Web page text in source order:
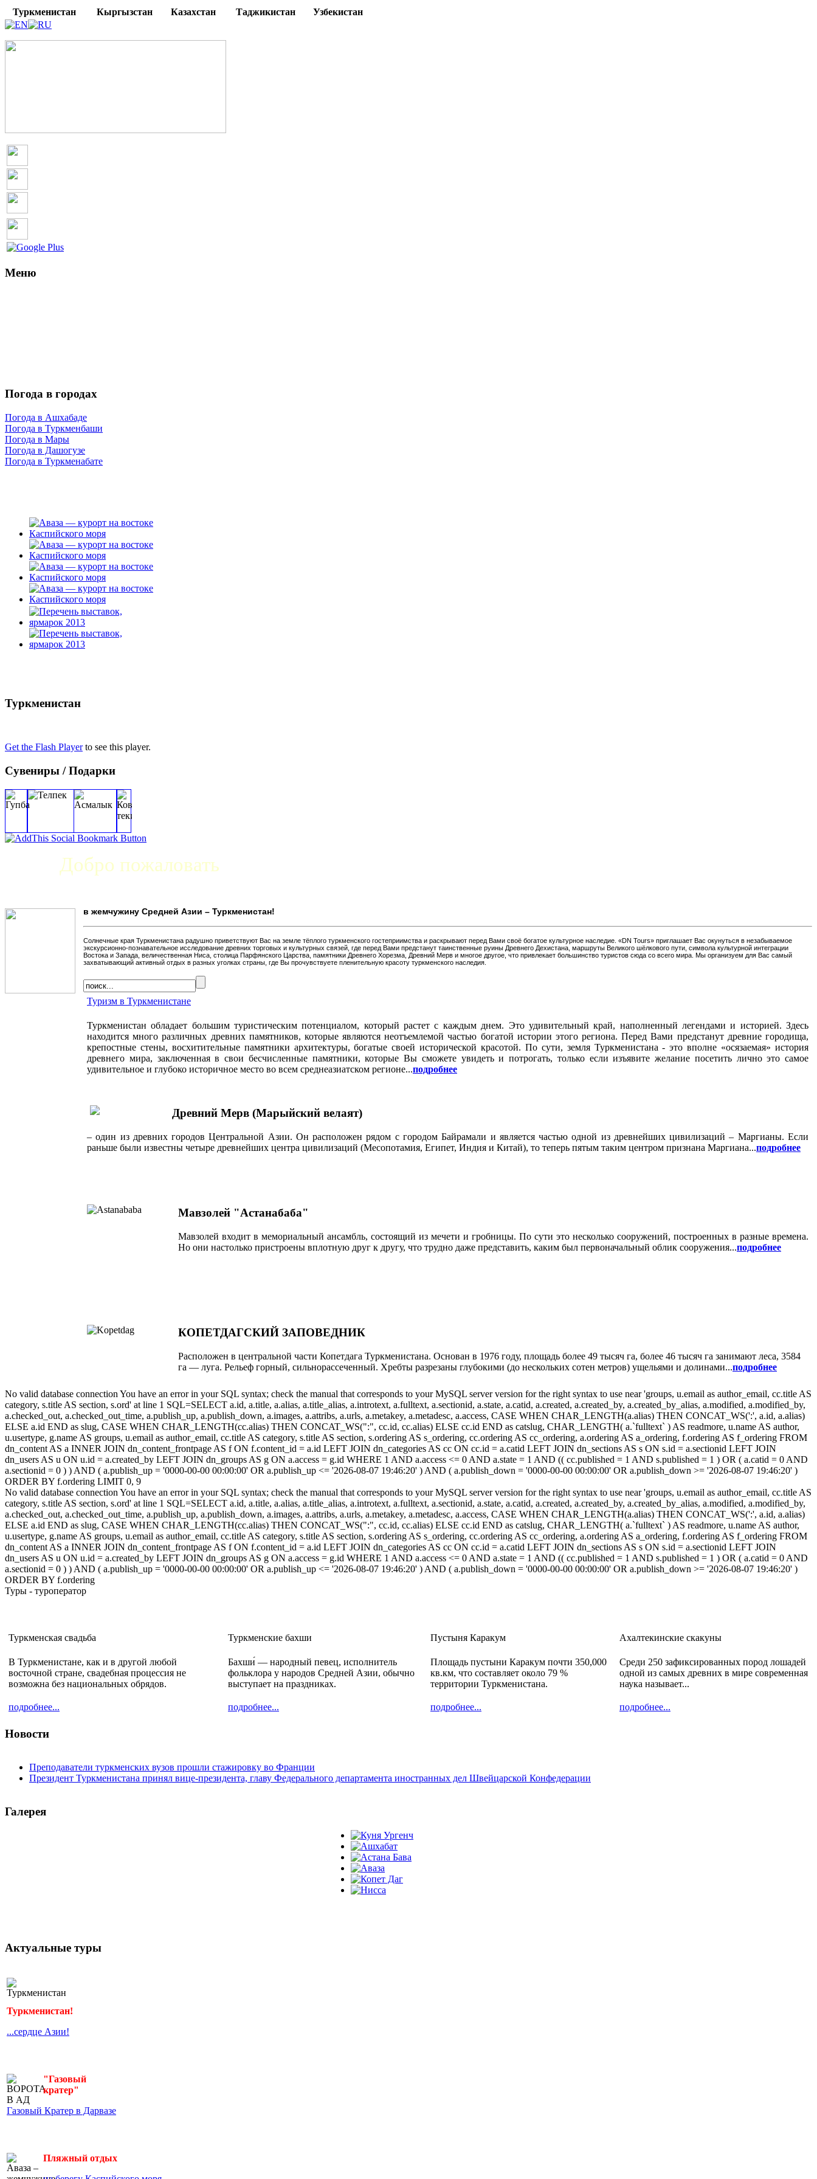
Туркменистан Кыргызстан Казахстан Таджикистан Узбекистан
Меню
Погода в городах
Погода в Ашхабаде
Погода в Туркменбаши
Погода в Мары
Погода в Дашогузе
Погода в Туркменабате
Туркменистан
Get the Flash Playerto see this player.
Сувениры / Подарки
Добро пожаловать
в жемчужину Средней Азии – Туркменистан!
Солнечные края Туркменистана радушно приветствуют Вас на земле тёплого туркменского гостеприимства и раскрывают перед Вами своё богатое культурное наследие. «DN Tours» приглашает Вас окунуться в незабываемое
экскурсионно-познавательное исследование древних торговых и культурных связей, где перед Вами предстанут таинственные руины Древнего Дехистана, маршруты Великого шёлкового пути, символа культурной интеграции
Востока и Запада, величественная Ниса, столица Парфянского Царства, памятники Древнего Хорезма, Древний Мерв и многое другое, что привлекает большинство туристов сюда со всего мира. Мы организуем для Вас самый
захватывающий активный отдых в разных уголках страны, где Вы прочувствуете пленительную красоту туркменского наследия.
Туризм в Туркменистане
Туркменистан обладает большим туристическим потенциалом, который растет с каждым днем. Это удивительный край, наполненный легендами и историей. Здесь
находится много различных древних памятников, которые являются неотъемлемой частью богатой истории этого региона. Перед Вами предстанут древние городища,
крепостные стены, восхитительные памятники архитектуры, богатые своей исторической красотой. По сути, земля Туркменистана - это вполне «осязаемая» история
древнего мира, заключенная в свои бесчисленные памятники, которые Вы сможете увидеть и потрогать, только если изъявите желание посетить лично это самое
удивительное и глубоко историчное место во всем среднеазиатском регионе...подробнее
Древний Мерв (Марыйский велаят)
– один из древних городов Центральной Азии. Он расположен рядом с городом Байрамали и является частью одной из древнейших цивилизаций – Маргианы. Если
раньше были известны четыре древнейших центра цивилизаций (Месопотамия, Египет, Индия и Китай), то теперь пятым таким центром признана Маргиана...подробнее
Мавзолей "Астанабаба"
Мавзолей входит в мемориальный ансамбль, состоящий из мечети и гробницы. По сути это несколько сооружений, построенных в разные времена.
Но они настолько пристроены вплотную друг к другу, что трудно даже представить, каким был первоначальный облик сооружения...подробнее
КОПЕТДАГСКИЙ ЗАПОВЕДНИК
Pасположен в центральной части Копетдага Туркменистана. Основан в 1976 году, площадь более 49 тысяч га, более 46 тысяч га занимают леса, 3584
га — луга. Рельеф горный, сильнорассеченный. Хребты разрезаны глубокими (до нескольких сотен метров) ущельями и долинами...подробнее
No valid database connection You have an error in your SQL syntax; check the manual that corresponds to your MySQL server version for the right syntax to use near 'groups, u.email as author_email, cc.title AS
category, s.title AS section, s.ord' at line 1 SQL=SELECT a.id, a.title, a.alias, a.title_alias, a.introtext, a.fulltext, a.sectionid, a.state, a.catid, a.created, a.created_by, a.created_by_alias, a.modified, a.modified_by,
a.checked_out, a.checked_out_time, a.publish_up, a.publish_down, a.images, a.attribs, a.urls, a.metakey, a.metadesc, a.access, CASE WHEN CHAR_LENGTH(a.alias) THEN CONCAT_WS(':', a.id, a.alias)
ELSE a.id END as slug, CASE WHEN CHAR_LENGTH(cc.alias) THEN CONCAT_WS(":", cc.id, cc.alias) ELSE cc.id END as catslug, CHAR_LENGTH( a.`fulltext` ) AS readmore, u.name AS author,
u.usertype, g.name AS groups, u.email as author_email, cc.title AS category, s.title AS section, s.ordering AS s_ordering, cc.ordering AS cc_ordering, a.ordering AS a_ordering, f.ordering AS f_ordering FROM
dn_content AS a INNER JOIN dn_content_frontpage AS f ON f.content_id = a.id LEFT JOIN dn_categories AS cc ON cc.id = a.catid LEFT JOIN dn_sections AS s ON s.id = a.sectionid LEFT JOIN
dn_users AS u ON u.id = a.created_by LEFT JOIN dn_groups AS g ON a.access = g.id WHERE 1 AND a.access <= 0 AND a.state = 1 AND (( cc.published = 1 AND s.published = 1 ) OR ( a.catid = 0 AND
a.sectionid = 0 ) ) AND ( a.publish_up = '0000-00-00 00:00:00' OR a.publish_up <= '2026-08-07 19:46:20' ) AND ( a.publish_down = '0000-00-00 00:00:00' OR a.publish_down >= '2026-08-07 19:46:20' )
ORDER BY f.ordering LIMIT 0, 9
No valid database connection You have an error in your SQL syntax; check the manual that corresponds to your MySQL server version for the right syntax to use near 'groups, u.email as author_email, cc.title AS
category, s.title AS section, s.ord' at line 1 SQL=SELECT a.id, a.title, a.alias, a.title_alias, a.introtext, a.fulltext, a.sectionid, a.state, a.catid, a.created, a.created_by, a.created_by_alias, a.modified, a.modified_by,
a.checked_out, a.checked_out_time, a.publish_up, a.publish_down, a.images, a.attribs, a.urls, a.metakey, a.metadesc, a.access, CASE WHEN CHAR_LENGTH(a.alias) THEN CONCAT_WS(':', a.id, a.alias)
ELSE a.id END as slug, CASE WHEN CHAR_LENGTH(cc.alias) THEN CONCAT_WS(":", cc.id, cc.alias) ELSE cc.id END as catslug, CHAR_LENGTH( a.`fulltext` ) AS readmore, u.name AS author,
u.usertype, g.name AS groups, u.email as author_email, cc.title AS category, s.title AS section, s.ordering AS s_ordering, cc.ordering AS cc_ordering, a.ordering AS a_ordering, f.ordering AS f_ordering FROM
dn_content AS a INNER JOIN dn_content_frontpage AS f ON f.content_id = a.id LEFT JOIN dn_categories AS cc ON cc.id = a.catid LEFT JOIN dn_sections AS s ON s.id = a.sectionid LEFT JOIN
dn_users AS u ON u.id = a.created_by LEFT JOIN dn_groups AS g ON a.access = g.id WHERE 1 AND a.access <= 0 AND a.state = 1 AND (( cc.published = 1 AND s.published = 1 ) OR ( a.catid = 0 AND
a.sectionid = 0 ) ) AND ( a.publish_up = '0000-00-00 00:00:00' OR a.publish_up <= '2026-08-07 19:46:20' ) AND ( a.publish_down = '0000-00-00 00:00:00' OR a.publish_down >= '2026-08-07 19:46:20' )
ORDER BY f.ordering
Туры - туроператор
Туркменская свадьба
В Туркменистане, как и в другой любой
восточной стране, свадебная процессия не
возможна без национальных обрядов.
подробнее...
Туркменские бахши
Бахши́ — народный певец, исполнитель
фольклора у народов Средней Азии, обычно
выступает на праздниках.
подробнее...
Пустыня Каракум
Площадь пустыни Каракум почти 350,000
кв.км, что составляет около 79 %
территории Туркменистана.
подробнее...
Ахалтекинские скакуны
Среди 250 зафиксированных пород лошадей
одной из самых древних в мире современная
наука называет...
подробнее...
Hовости
Преподаватели туркменских вузов прошли стажировку во Франции
Президент Туркменистана принял вице-президента, главу Федерального департамента иностранных дел Швейцарской Конфедерации
Галерея
Актуальные туры
Туркменистан!
...сердце Азии!
"Газовый
кратер"
Газовый Кратер в Дарвазе
Пляжный отдых